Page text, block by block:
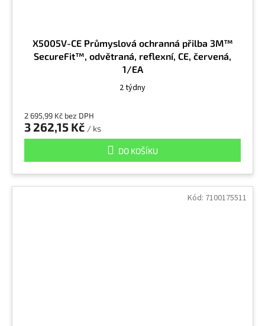
X5005V-CE Průmyslová ochranná přilba 3M™
SecureFit™, odvětraná, reflexní, CE, červená,
1/EA
2 týdny
2 695,99 Kč bez DPH
3 262,15 Kč / ks
DO KOŠÍKU
Kód: 7100175511